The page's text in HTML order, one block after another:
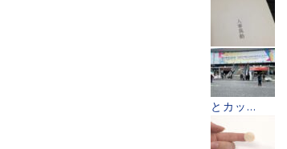
とカッ...